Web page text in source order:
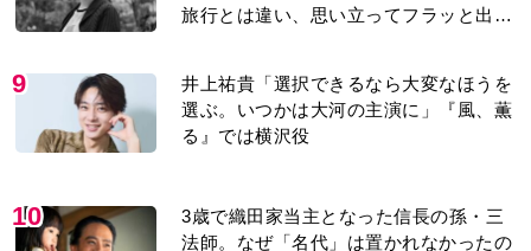
旅行とは違い、思い立ってフラッと出か
9
井上祐貴「選択できるなら大変なほうを
選ぶ。いつかは大河の主演に」『風、薫
る』では横沢役
10
3歳で織田家当主となった信長の孫・三
法師。なぜ「名代」は置かれなかったの